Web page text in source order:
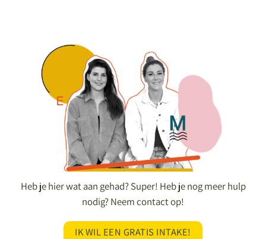
Heb je hier wat aan gehad? Super! Heb je nog meer hulp
nodig? Neem contact op!
IK WIL EEN GRATIS INTAKE!